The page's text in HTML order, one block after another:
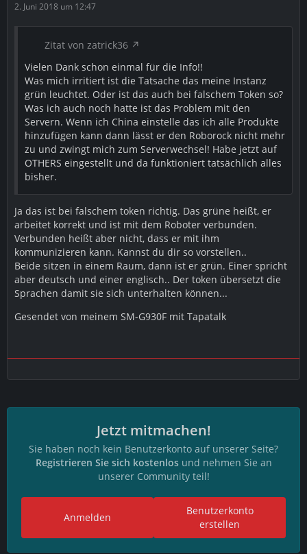
2. Juni 2018 um 12:47
Zitat von zatrick36
Vielen Dank schon einmal für die Info!!
Was mich irritiert ist die Tatsache das meine Instanz
grün leuchtet. Oder ist das auch bei falschem Token so?
Was ich auch noch hatte ist das Problem mit den
Servern. Wenn ich China einstelle das ich alle Produkte
hinzufügen kann dann lässt er den Roborock nicht mehr
zu und zwingt mich zum Serverwechsel! Habe jetzt auf
OTHERS eingestellt und da funktioniert tatsächlich alles
bisher.
Ja das ist bei falschem token richtig. Das grüne heißt, er
arbeitet korrekt und ist mit dem Roboter verbunden.
Verbunden heißt aber nicht, dass er mit ihm
kommunizieren kann. Kannst du dir so vorstellen..
Beide sitzen in einem Raum, dann ist er grün. Einer spricht
aber deutsch und einer englisch.. Der token übersetzt die
Sprachen damit sie sich unterhalten können...
Gesendet von meinem SM-G930F mit Tapatalk
Jetzt mitmachen!
Sie haben noch kein Benutzerkonto auf unserer Seite?
Registrieren Sie sich kostenlosund nehmen Sie an
unserer Community teil!
Benutzerkonto
erstellen
Anmelden